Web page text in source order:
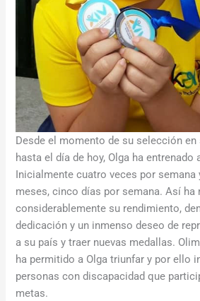
Desde el momento de su selección en
hasta el día de hoy, Olga ha entrenado
Inicialmente cuatro veces por
meses, cinco días por semana. Así ha
considerablemente su rendimiento,
dedicación y un inmenso deseo de
a su país y traer nuevas medallas.
ha permitido a Olga triunfar y por ello
personas con discapacidad que
metas.